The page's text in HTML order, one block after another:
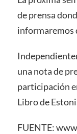
de prensa
informaremos
una nota de
participación
Libro de
FUENTE: